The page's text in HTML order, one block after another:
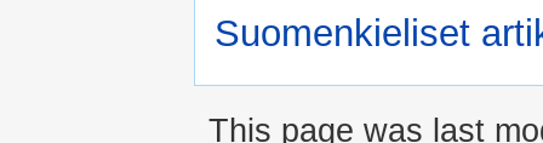
Suomenkieliset
This page was last